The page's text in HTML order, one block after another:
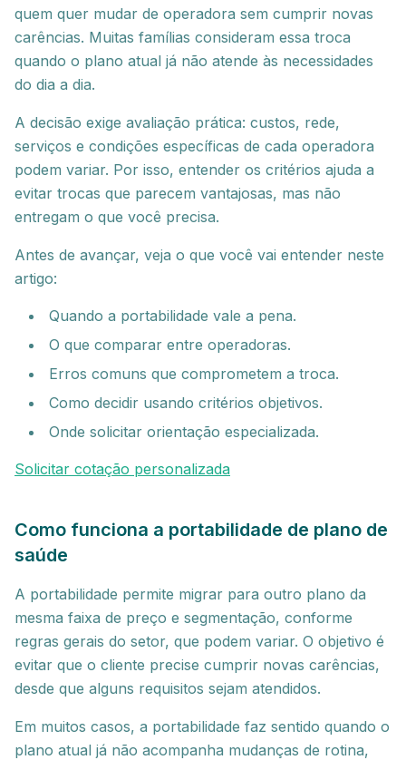
quem quer mudar de operadora sem cumprir novas
carências. Muitas famílias consideram essa troca
quando o plano atual já não atende às necessidades
do dia a dia.
A decisão exige avaliação prática: custos, rede,
serviços e condições específicas de cada operadora
podem variar. Por isso, entender os critérios ajuda a
evitar trocas que parecem vantajosas, mas não
entregam o que você precisa.
Antes de avançar, veja o que você vai entender neste
artigo:
Quando a portabilidade vale a pena.
O que comparar entre operadoras.
Erros comuns que comprometem a troca.
Como decidir usando critérios objetivos.
Onde solicitar orientação especializada.
Solicitar cotação personalizada
Como funciona a portabilidade de plano de
saúde
A portabilidade permite migrar para outro plano da
mesma faixa de preço e segmentação, conforme
regras gerais do setor, que podem variar. O objetivo é
evitar que o cliente precise cumprir novas carências,
desde que alguns requisitos sejam atendidos.
Em muitos casos, a portabilidade faz sentido quando o
plano atual já não acompanha mudanças de rotina,